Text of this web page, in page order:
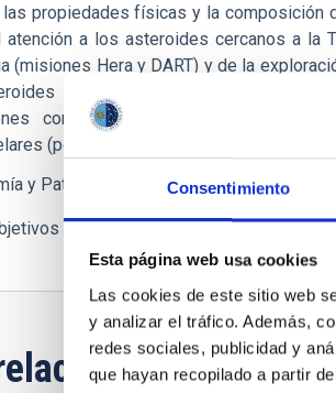
Consentimiento
Esta página web usa cookies
Las cookies de este sitio web
y analizar el tráfico. Además,
redes sociales, publicidad y
que hayan recopilado a partir
las propiedades físicas y la composición
atención a los asteroides cercanos a la
(misiones Hera y DART) y de la
primitivos (utilizando datos de
como los objetos
(por ejemplo, 'Oumuamua y Borisov).
y Patrimonio Mundial: promoción de los
específicos anteriores, visite:web